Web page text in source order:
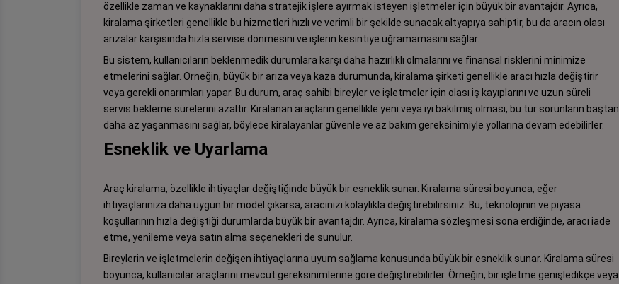
özellikle zaman ve kaynaklarını daha stratejik işlere ayırmak isteyen işletmeler için büyük bir avantajdır. Ayrıca,
kiralama şirketleri genellikle bu hizmetleri hızlı ve verimli bir şekilde sunacak altyapıya sahiptir, bu da aracın olası
arızalar karşısında hızla servise dönmesini ve işlerin kesintiye uğramamasını sağlar.
Bu sistem, kullanıcıların beklenmedik durumlara karşı daha hazırlıklı olmalarını ve finansal risklerini minimize
etmelerini sağlar. Örneğin, büyük bir arıza veya kaza durumunda, kiralama şirketi genellikle aracı hızla değiştirir
veya gerekli onarımları yapar. Bu durum, araç sahibi bireyler ve işletmeler için olası iş kayıplarını ve uzun süreli
servis bekleme sürelerini azaltır. Kiralanan araçların genellikle yeni veya iyi bakılmış olması, bu tür sorunların baştan
daha az yaşanmasını sağlar, böylece kiralayanlar güvenle ve az bakım gereksinimiyle yollarına devam edebilirler.
Esneklik ve Uyarlama
Araç kiralama, özellikle ihtiyaçlar değiştiğinde büyük bir esneklik sunar. Kiralama süresi boyunca, eğer
ihtiyaçlarınıza daha uygun bir model çıkarsa, aracınızı kolaylıkla değiştirebilirsiniz. Bu, teknolojinin ve piyasa
koşullarının hızla değiştiği durumlarda büyük bir avantajdır. Ayrıca, kiralama sözleşmesi sona erdiğinde, aracı iade
etme, yenileme veya satın alma seçenekleri de sunulur.
Bireylerin ve işletmelerin değişen ihtiyaçlarına uyum sağlama konusunda büyük bir esneklik sunar. Kiralama süresi
boyunca, kullanıcılar araçlarını mevcut gereksinimlerine göre değiştirebilirler. Örneğin, bir işletme genişledikçe veya